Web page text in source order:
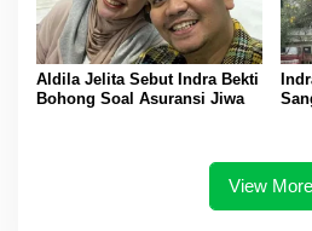
Aldila Jelita Sebut Indra Bekti
Bohong Soal Asuransi Jiwa
View More